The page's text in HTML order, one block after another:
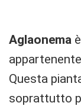
Aglaonema
Questa
soprattutto